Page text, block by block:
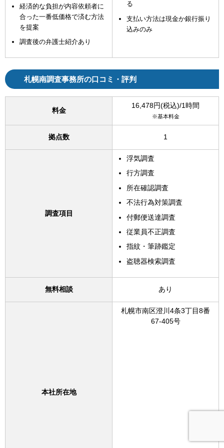
経済的な負担が内容依頼者に
合った一番低価格で済む方法
を提案
調査後の弁護士紹介あり
る
支払い方法は現金か銀行振り
込みのみ
札幌南調査事務所の口コミ・評判
料金
16,478円(税込)/1時間
※基本料金
拠点数 1
調査項目
浮気調査
行方調査
所在確認調査
不法行為対策調査
付郵便送達調査
従業員不正調査
指紋・筆跡鑑定
盗聴器検索調査
無料相談 あり
本社所在地
札幌市南区澄川4条3丁目8番
67-405号